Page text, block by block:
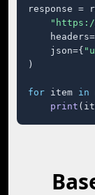
response =
    json={
)
for item in
print